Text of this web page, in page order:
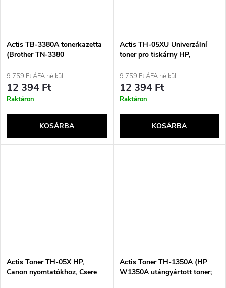
Actis TB-3380A tonerkazetta
(Brother TN-3380
oldal; Fekete)
9 759 Ft ÁFA nélkül
12 394 Ft
Raktáron
KOSÁRBA
Actis TH-05XU Univerzální
toner pro tiskárny HP,
CF280X, Standard; 7200 stran;
černý
9 759 Ft ÁFA nélkül
12 394 Ft
Raktáron
KOSÁRBA
Actis Toner TH-05X HP,
Canon nyomtatókhoz, Csere
Actis Toner TH-1350A (HP
W1350A utángyártott toner;